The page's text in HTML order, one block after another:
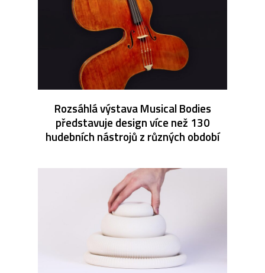
Rozsáhlá výstava Musical Bodies
představuje design více než 130
hudebních nástrojů z různých období